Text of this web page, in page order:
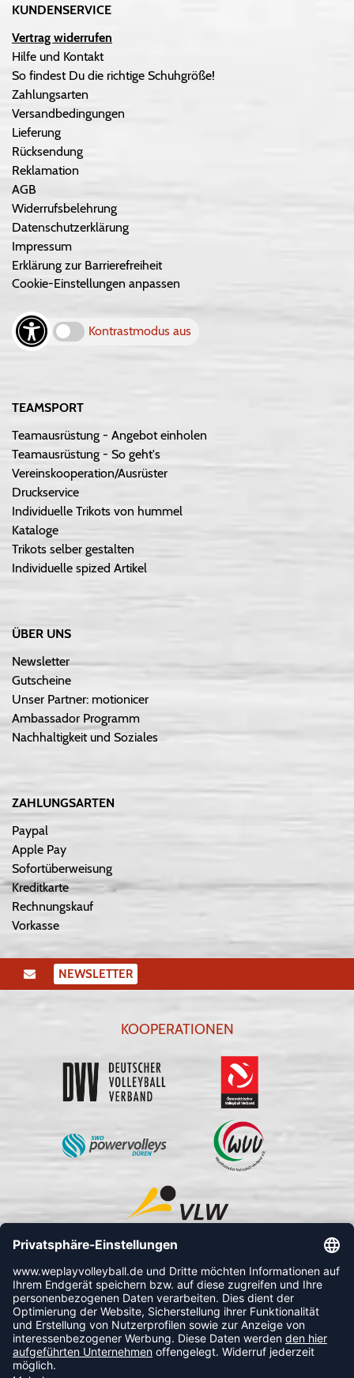
KUNDENSERVICE
Vertrag widerrufen
Hilfe und Kontakt
So findest Du die richtige Schuhgröße!
Zahlungsarten
Versandbedingungen
Lieferung
Rücksendung
Reklamation
AGB
Widerrufsbelehrung
Datenschutzerklärung
Impressum
Erklärung zur Barrierefreiheit
Cookie-Einstellungen anpassen
Kontrastmodus aus
TEAMSPORT
Teamausrüstung - Angebot einholen
Teamausrüstung - So geht's
Vereinskooperation/Ausrüster
Druckservice
Individuelle Trikots von hummel
Kataloge
Trikots selber gestalten
Individuelle spized Artikel
ÜBER UNS
Newsletter
Gutscheine
Unser Partner: motionicer
Ambassador Programm
Nachhaltigkeit und Soziales
ZAHLUNGSARTEN
Paypal
Apple Pay
Sofortüberweisung
Kreditkarte
Rechnungskauf
Vorkasse
NEWSLETTER
KOOPERATIONEN
FOLLOW US